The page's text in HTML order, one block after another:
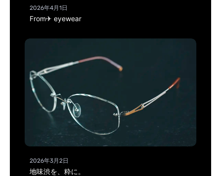
2026年4月1日
From✈ eyewear
2026年3月2日
地味渋を、粋に。